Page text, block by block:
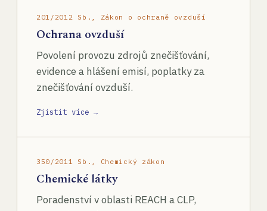
201/2012 Sb., Zákon o ochraně ovzduší
Ochrana ovzduší
Povolení provozu zdrojů znečišťování,
evidence a hlášení emisí, poplatky za
znečišťování ovzduší.
Zjistit více →
350/2011 Sb., Chemický zákon
Chemické látky
Poradenství v oblasti REACH a CLP,